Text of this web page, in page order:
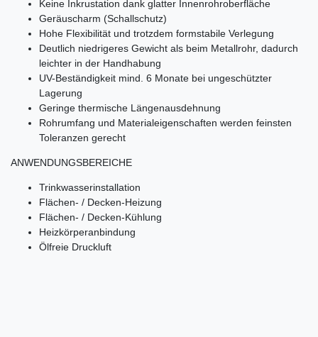
Keine Inkrustation dank glatter Innenrohroberfläche
Geräuscharm (Schallschutz)
Hohe Flexibilität und trotzdem formstabile Verlegung
Deutlich niedrigeres Gewicht als beim Metallrohr, dadurch
leichter in der Handhabung
UV-Beständigkeit mind. 6 Monate bei ungeschützter
Lagerung
Geringe thermische Längenausdehnung
Rohrumfang und Materialeigenschaften werden feinsten
Toleranzen gerecht
ANWENDUNGSBEREICHE
Trinkwasserinstallation
Flächen- / Decken-Heizung
Flächen- / Decken-Kühlung
Heizkörperanbindung
Ölfreie Druckluft